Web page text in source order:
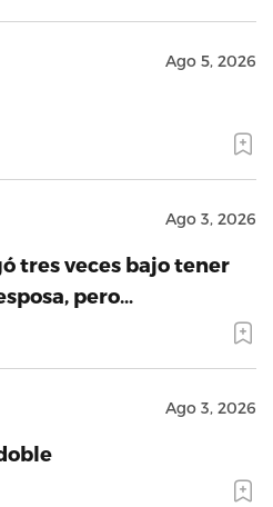
Ago 5, 2026
Ago 3, 2026
tres veces bajo tener
pero…
Ago 3, 2026